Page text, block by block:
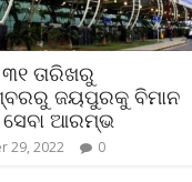
ତାରିଖରୁ
ଜୟପୁରକୁ ବିମାନ
ସେବା ଆରମ୍ଭ
29, 2022 0